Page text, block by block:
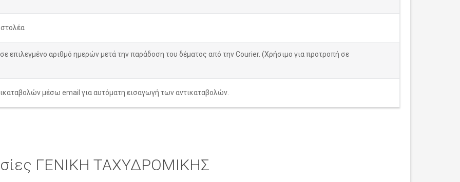
επιλεγμένο αριθμό ημερών μετά την παράδοση του δέματος από την Courier. (Χρήσιμο για προτροπή σε
μέσω email για αυτόματη εισαγωγή των αντικαταβολών.
ΓΕΝΙΚΗ ΤΑΧΥΔΡΟΜΙΚΗΣ